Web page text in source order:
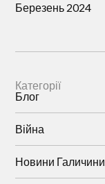
Березень 2024
Категорії
Блог
Війна
Новини Галичини